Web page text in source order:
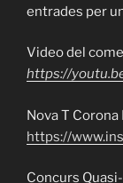
entrades per
Video del
https://
Nova T Corona
https://
Concurs